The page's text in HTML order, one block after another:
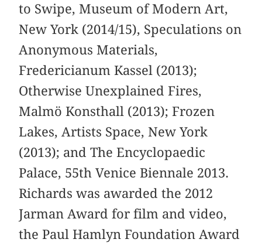
to Swipe, Museum of Modern Art,
New York (2014/15), Speculations on
Anonymous Materials,
Fredericianum Kassel (2013);
Otherwise Unexplained Fires,
Malmö Konsthall (2013); Frozen
Lakes, Artists Space, New York
(2013); and The Encyclopaedic
Palace, 55th Venice Biennale 2013.
Richards was awarded the 2012
Jarman Award for film and video,
the Paul Hamlyn Foundation Award